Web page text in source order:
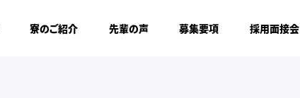
寮のご紹介 先輩の声 募集要項 採用面接会